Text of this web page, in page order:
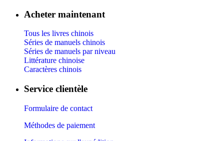
Acheter maintenant
Tous les livres chinois
Séries de manuels chinois
Séries de manuels par niveau
Littérature chinoise
Caractères chinois
Service clientèle
Formulaire de contact
Méthodes de paiement